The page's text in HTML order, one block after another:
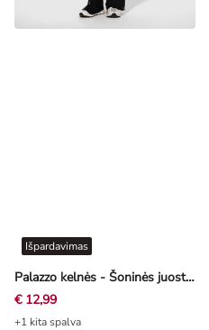
Palazzo kelnės - Šoninės juostos - juoda
Išpardavimas
€ 12,99
+1 kita spalva